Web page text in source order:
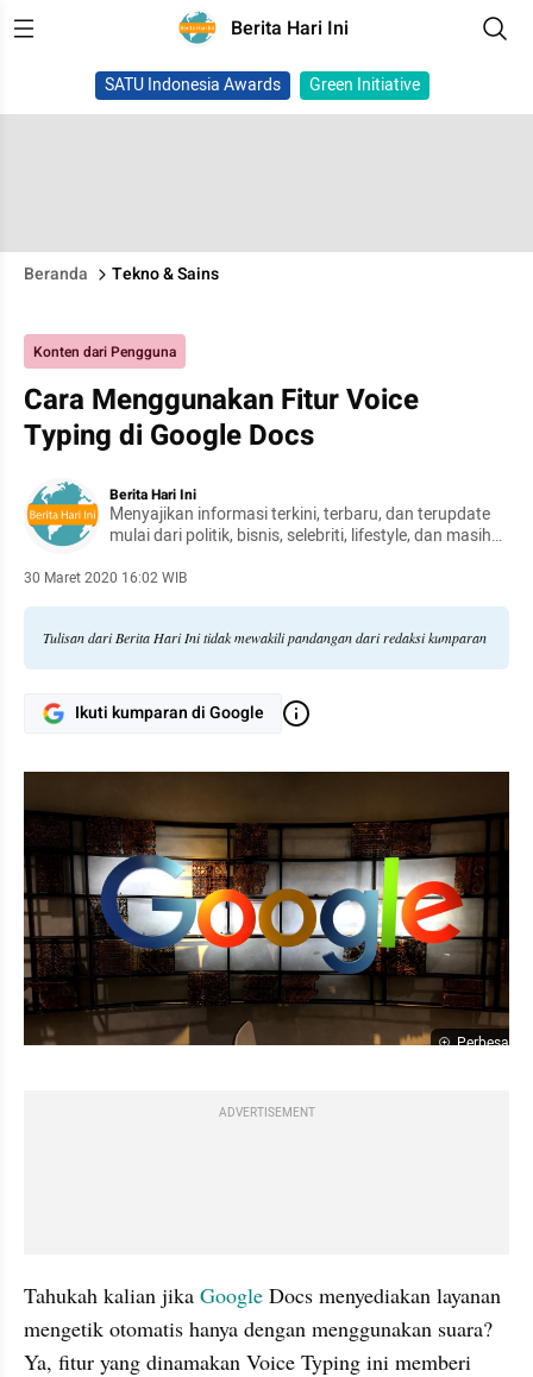
Berita Hari Ini
SATU Indonesia Awards Green Initiative
Beranda Tekno & Sains
Konten dari Pengguna
Cara Menggunakan Fitur Voice
Typing di Google Docs
Berita Hari Ini
Menyajikan informasi terkini, terbaru, dan terupdate
mulai dari politik, bisnis, selebriti, lifestyle, dan masih
30 Maret 2020 16:02 WIB
Tulisan dari Berita Hari Ini tidak mewakili pandangan dari redaksi kumparan
Ikuti kumparan di Google
Perbesar
ADVERTISEMENT
Tahukah kalian jika Google Docs menyediakan layanan
mengetik otomatis hanya dengan menggunakan suara?
Ya, fitur yang dinamakan Voice Typing ini memberi